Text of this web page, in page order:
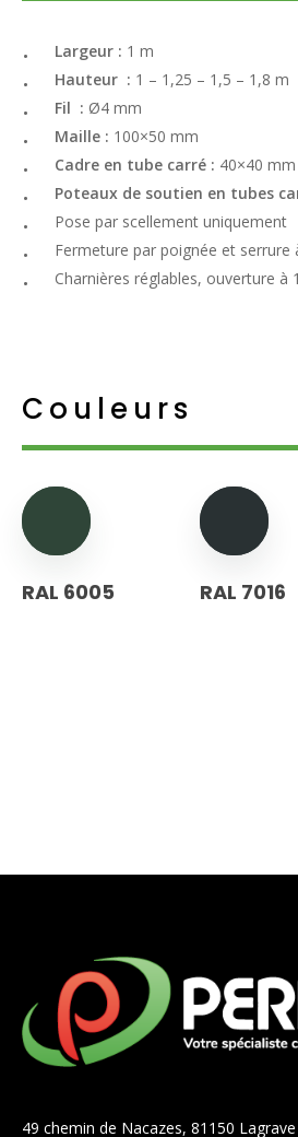
Largeur : 1 m
Hauteur : 1 – 1,25 – 1,5 – 1,8 m
Fil : Ø4 mm
Maille : 100×50 mm
Cadre en tube carré : 40×40 mm
Poteaux de soutien en tubes
Pose par scellement uniquement
Fermeture par poignée et
Charnières réglables, ouverture à
Couleurs
RAL 6005 RAL 7016
49 chemin de Nacazes, 81150 Lagrave